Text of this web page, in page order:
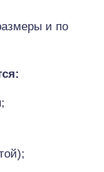
и по